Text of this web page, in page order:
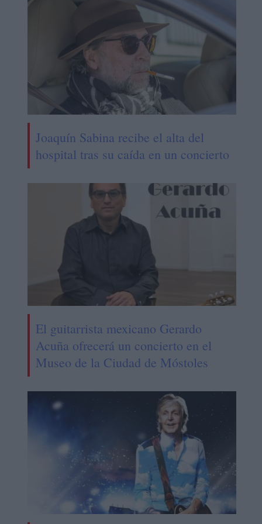
Joaquín Sabina recibe el alta del
hospital tras su caída en un concierto
El guitarrista mexicano Gerardo
Acuña ofrecerá un concierto en el
Museo de la Ciudad de Móstoles